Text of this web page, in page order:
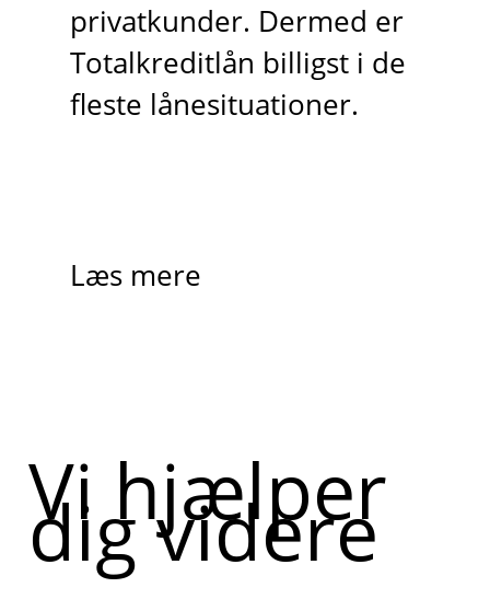
privatkunder. Dermed er
Totalkreditlån billigst i de
fleste lånesituationer.
Læs mere
Vi hjælper
dig videre